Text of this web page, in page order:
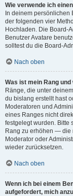
Wie verwende ich
In deinem persönlichen
der folgenden vier
Hochladen. Die Board-
Benutzer Avatare
solltest du die Board-
Nach oben
Was ist mein Rang
Ränge, die unter
du bislang erstellt hast
Moderatoren und
eines Ranges nicht
festgelegt wurden. Bitte
Rang zu erhöhen — die
Moderator oder
wieder zurücksetzen.
Nach oben
Wenn ich bei einem
aufgefordert, mich